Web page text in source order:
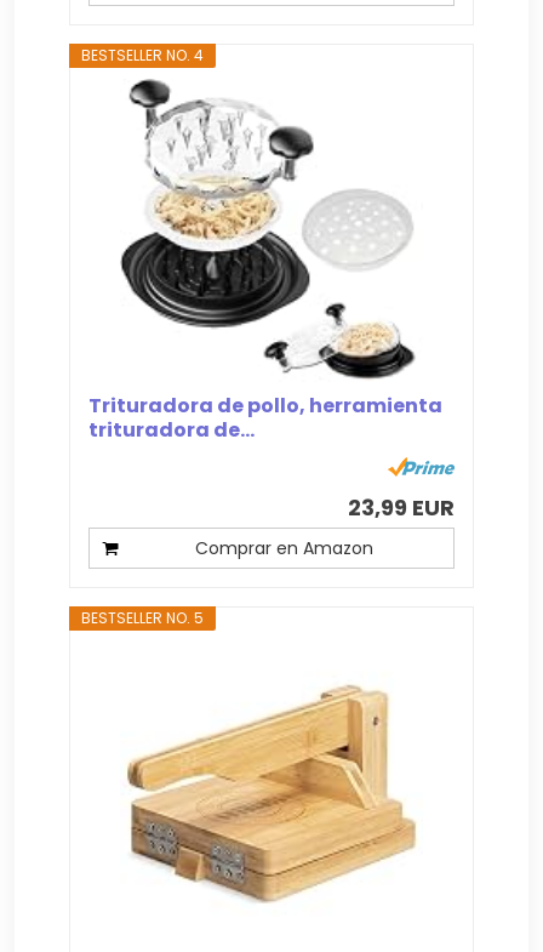
BESTSELLER NO. 4
Trituradora de pollo, herramienta
trituradora de...
23,99 EUR
Comprar en Amazon
BESTSELLER NO. 5